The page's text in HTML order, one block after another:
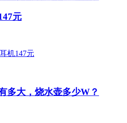
元
多大，烧水壶多少W？